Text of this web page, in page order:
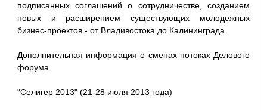
подписанных соглашений о сотрудничестве, созданием
новых и расширением существующих молодежных
бизнес-проектов - от Владивостока до Калининграда.
Дополнительная информация о сменах-потоках Делового
форума
"Селигер 2013" (21-28 июля 2013 года)